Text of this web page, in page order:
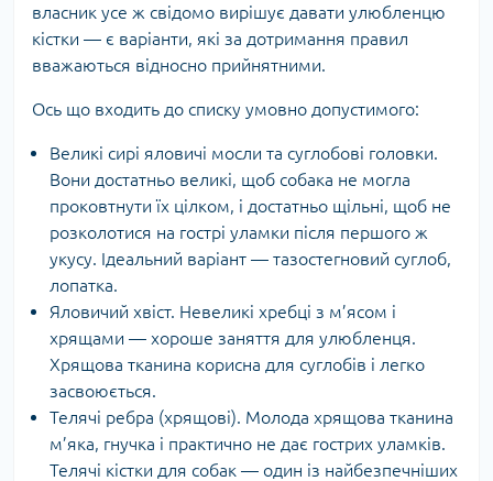
власник усе ж свідомо вирішує давати улюбленцю
кістки — є варіанти, які за дотримання правил
вважаються відносно прийнятними.
Ось що входить до списку умовно допустимого:
Великі сирі яловичі мосли та суглобові головки.
Вони достатньо великі, щоб собака не могла
проковтнути їх цілком, і достатньо щільні, щоб не
розколотися на гострі уламки після першого ж
укусу. Ідеальний варіант — тазостегновий суглоб,
лопатка.
Яловичий хвіст. Невеликі хребці з м’ясом і
хрящами — хороше заняття для улюбленця.
Хрящова тканина корисна для суглобів і легко
засвоюється.
Телячі ребра (хрящові). Молода хрящова тканина
м’яка, гнучка і практично не дає гострих уламків.
Телячі кістки для собак — один із найбезпечніших